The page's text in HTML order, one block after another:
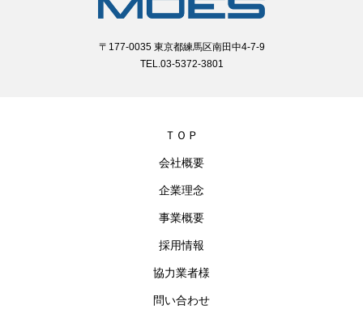
〒177-0035 東京都練馬区南田中4-7-9
TEL.03-5372-3801
ＴＯＰ
会社概要
企業理念
事業概要
採用情報
協力業者様
問い合わせ